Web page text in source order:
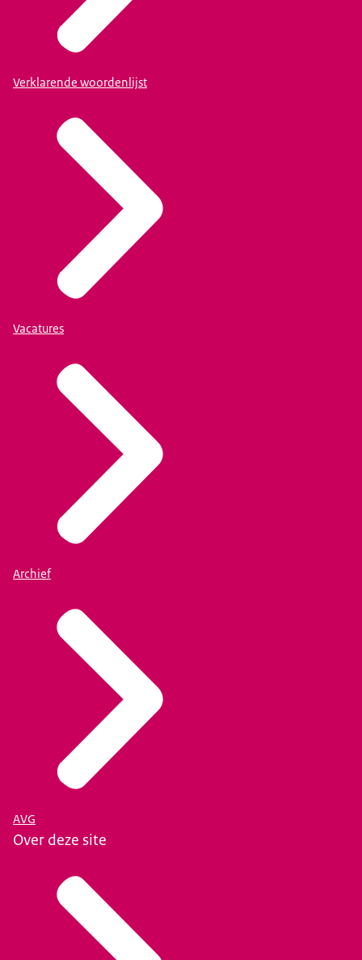
Verklarende woordenlijst
Vacatures
Archief
AVG
Over deze site